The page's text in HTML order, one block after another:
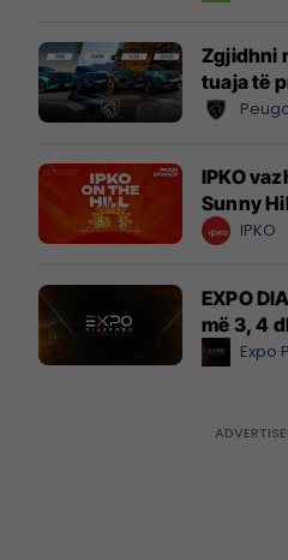
Zgjidhni
tuaja të
IPKO
Sunny
IPKO
EXPO
më 3, 4
Expo